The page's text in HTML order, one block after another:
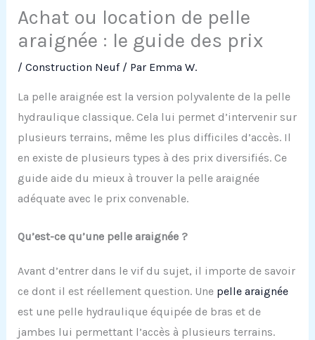
Achat ou location de pelle
araignée : le guide des prix
/ Construction Neuf/ Par Emma W.
La pelle araignée est la version polyvalente de la pelle
hydraulique classique. Cela lui permet d’intervenir sur
plusieurs terrains, même les plus difficiles d’accès. Il
en existe de plusieurs types à des prix diversifiés. Ce
guide aide du mieux à trouver la pelle araignée
adéquate avec le prix convenable.
Qu’est-ce qu’une pelle araignée ?
Avant d’entrer dans le vif du sujet, il importe de savoir
ce dont il est réellement question. Unepelle araignée
est une pelle hydraulique équipée de bras et de
jambes lui permettant l’accès à plusieurs terrains.